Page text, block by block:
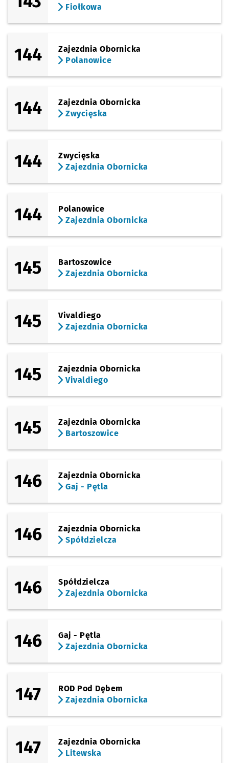
Fiołkowa
144
Zajezdnia Obornicka
Polanowice
144
Zajezdnia Obornicka
Zwycięska
144
Zwycięska
Zajezdnia Obornicka
144
Polanowice
Zajezdnia Obornicka
145
Bartoszowice
Zajezdnia Obornicka
145
Vivaldiego
Zajezdnia Obornicka
145
Zajezdnia Obornicka
Vivaldiego
145
Zajezdnia Obornicka
Bartoszowice
146
Zajezdnia Obornicka
Gaj - Pętla
146
Zajezdnia Obornicka
Spółdzielcza
146
Spółdzielcza
Zajezdnia Obornicka
146
Gaj - Pętla
Zajezdnia Obornicka
147
ROD Pod Dębem
Zajezdnia Obornicka
147
Zajezdnia Obornicka
Litewska